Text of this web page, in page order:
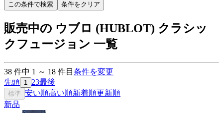
この条件で検索
条件をクリア
販売中の ウブロ (HUBLOT) クラシッ
クフュージョン 一覧
38 件中 1 ～ 18 件目 条件を変更
先頭 1 23最後
標準 安い順高い順新着順更新順
新品